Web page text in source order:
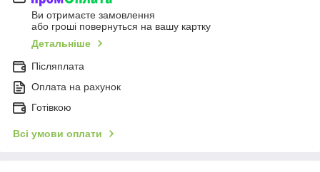
Ви отримаєте замовлення
або гроші повернуться на вашу картку
Детальніше
Післяплата
Оплата на рахунок
Готівкою
Всі умови оплати